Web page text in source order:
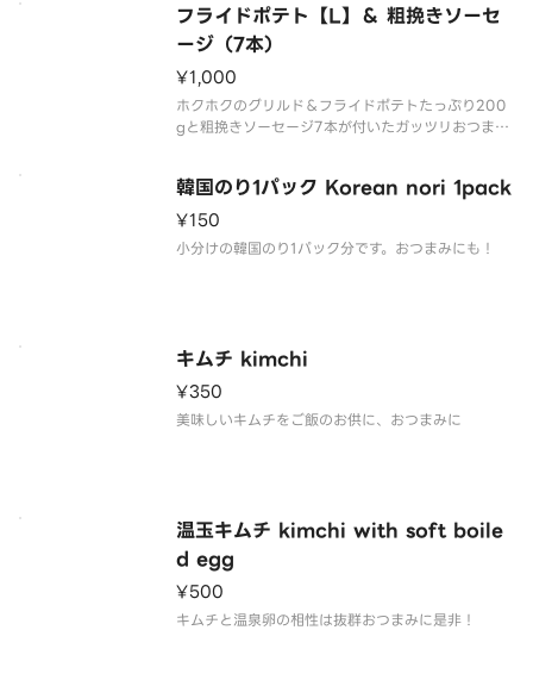
フライドポテト【L】＆ 粗挽きソーセ
ージ（7本）
¥1,000
ホクホクのグリルド＆フライドポテトたっぷり200
gと粗挽きソーセージ7本が付いたガッツリおつまみ
韓国のり1パック Korean nori 1pack
¥150
小分けの韓国のり1パック分です。おつまみにも！
キムチ kimchi
¥350
美味しいキムチをご飯のお供に、おつまみに
温玉キムチ kimchi with soft boile
d egg
¥500
キムチと温泉卵の相性は抜群おつまみに是非！